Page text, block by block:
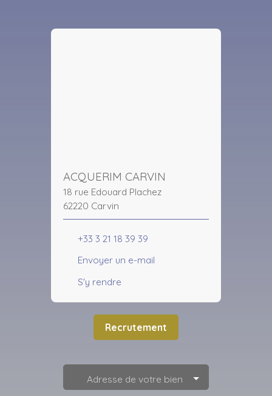
ACQUERIM CARVIN
18 rue Edouard Plachez
62220 Carvin
+33 3 21 18 39 39
Envoyer un e-mail
S'y rendre
Recrutement
Adresse de votre bien